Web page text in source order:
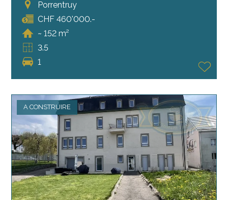
Porrentruy
CHF 460'000.-
~ 152 m²
3.5
1
A CONSTRUIRE